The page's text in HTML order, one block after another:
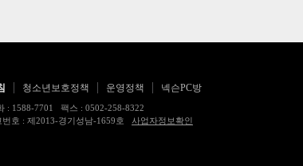
청소년보호정책 운영정책 넥슨PC방
: 1588-7701 팩스 : 0502-258-8322
호 : 제2013-경기성남-1659호 사업자정보확인